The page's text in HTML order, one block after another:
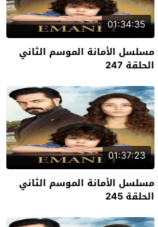
01:34:35
مسلسل الأمانة الموسم الثاني
الحلقة 247
01:37:23
مسلسل الأمانة الموسم الثاني
الحلقة 245